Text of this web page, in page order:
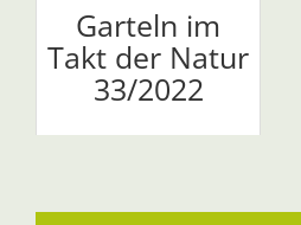
Garteln im
Takt der Natur
33/2022